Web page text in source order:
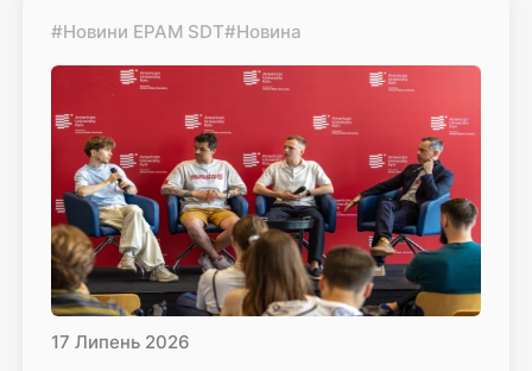
#Новини EPAM SDT#Новина
17Липень 2026